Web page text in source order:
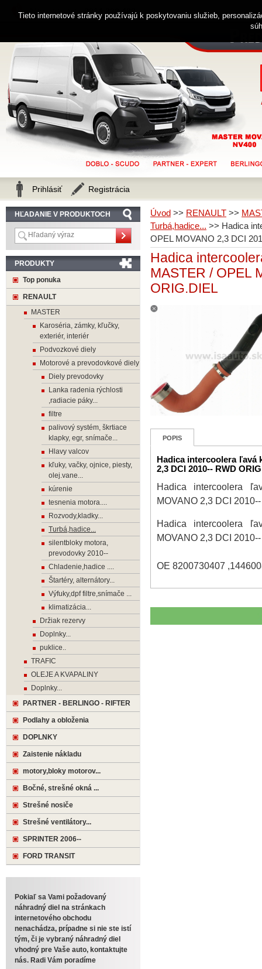
Úvod >> RENAULT >>
Turbá,hadice... >> Hadica
OPEL MOVANO 2,3 DCI
Hadica
MASTER / OPEL
ORIG.DIEL
POPIS
Hadica intercoolera ľavá
2,3 DCI 2010-- RWD
Hadica intercoolera
MOVANO 2,3 DCI
Hadica intercoolera
MOVANO 2,3 DCI
OE 8200730407
HĽADANIE V PRODUKTOCH
PRODUKTY
Top ponuka
RENAULT
MASTER
Karoséria, zámky, kľučky,
exteriér, interiér
Podvozkové diely
Motorové a prevodovkové diely
Diely prevodovky
Lanka radenia rýchlosti
,radiacie páky...
filtre
palivový systém, škrtiace
klapky, egr, snímače...
Hlavy valcov
kľuky, vačky, ojnice, piesty,
olej.vane...
kúrenie
tesnenia motora....
Rozvody,kladky...
Turbá,hadice...
silentbloky motora,
prevodovky 2010--
Chladenie,hadice ....
Štartéry, alternátory...
Výfuky,dpf filtre,snímače ...
klimatizácia...
Držiak rezervy
Doplnky...
puklice..
TRAFIC
OLEJE A KVAPALINY
Doplnky...
PARTNER - BERLINGO - RIFTER
Podlahy a obloženia
DOPLNKY
Zaistenie nákladu
motory,bloky motorov...
Bočné, strešné okná ...
Strešné nosiče
Strešné ventilátory...
SPRINTER 2006--
FORD TRANSIT
Pokiaľ sa Vami požadovaný
náhradný diel na stránkach
internetového obchodu
nenachádza, prípadne si nie ste istí
tým, či je vybraný náhradný diel
vhodný pre Vaše auto, kontaktujte
nás. Radi Vám poradíme
Zákaznícka linka 0914 238 482
Prihlásiť Registrácia
Tieto internetové stránky používajú k poskytovaniu služieb,